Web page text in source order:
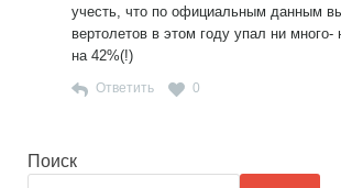
учесть, что по официальным данным
вертолетов в этом году упал ни
на 42%(!)
Ответить 0
Поиск